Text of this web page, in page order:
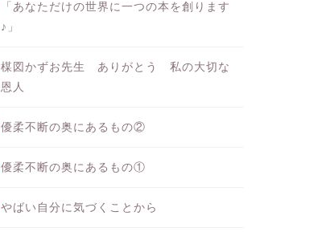
「あなただけの世界に一つの本を創ります
♪」
楳図かずお先生 ありがとう 私の大切な
恩人
優柔不断の奥にあるもの②
優柔不断の奥にあるもの①
やばい自分に気づくことから